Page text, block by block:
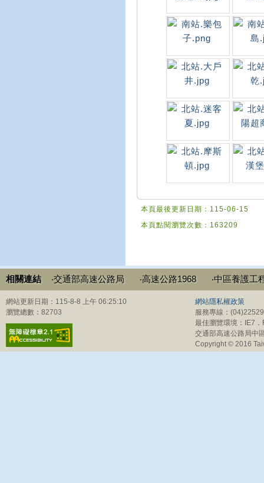
本頁最後更新日期：115-06-15
本頁點閱瀏覽次數：163209
相關連結 ‧交通部高速公路局 ‧高速公路1968 ‧中區養護工
網站更新日期：115-8-8 上午 06:25:10
瀏覽總數：82703
網站隱私權政策
服務專線：
最佳瀏覽環境：IE7
交通部高速公路局中
Copyright © 2016